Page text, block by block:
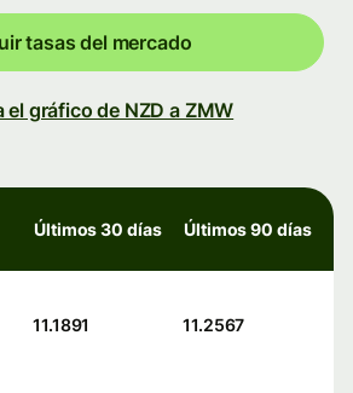
tasas del mercado
el gráfico de NZD a ZMW
Últimos 30 días Últimos 90 días
11.1891 11.2567